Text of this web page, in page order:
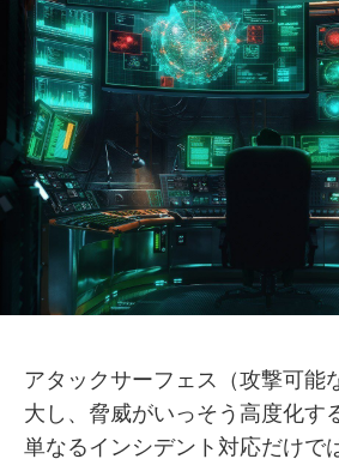
アタックサーフェス（攻撃可能
大し、脅威がいっそう高度化す
単なるインシデント対応だけで